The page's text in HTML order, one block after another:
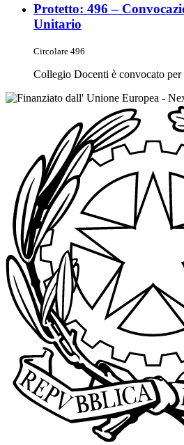
Protetto: 496 –
Unitario
Circolare 496
Collegio Docenti è convocato